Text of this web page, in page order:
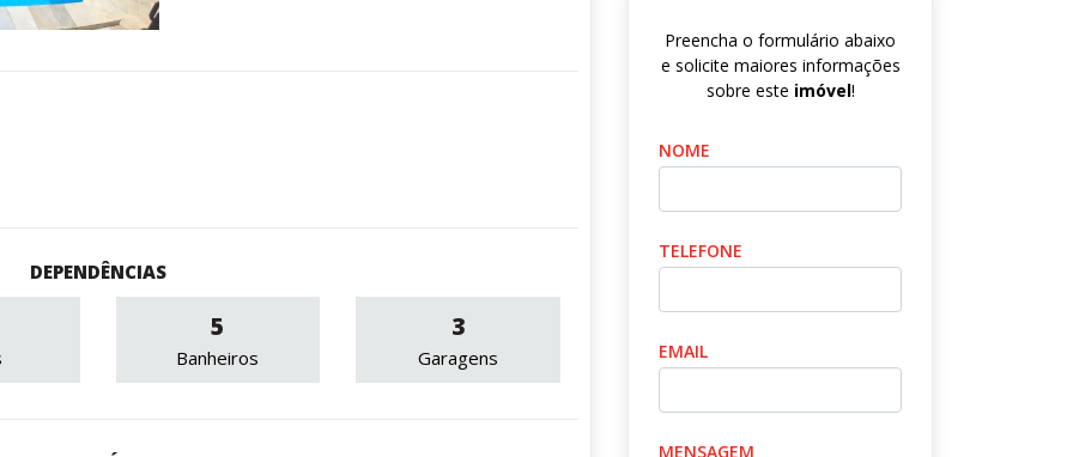
DEPENDÊNCIAS
5
Banheiros
3
Garagens
Preencha o formulário abaixo
e solicite maiores informações
sobre este imóvel!
NOME
TELEFONE
EMAIL
MENSAGEM